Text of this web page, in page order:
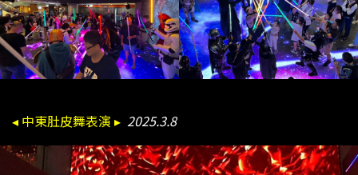
◂ 中東肚皮舞表演 ▸ 2025.3.8